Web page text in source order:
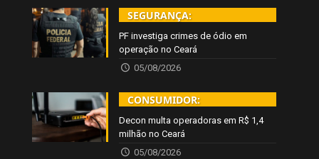
SEGURANÇA:
PF investiga crimes de ódio em
operação no Ceará
05/08/2026
CONSUMIDOR:
Decon multa operadoras em R$ 1,4
milhão no Ceará
05/08/2026